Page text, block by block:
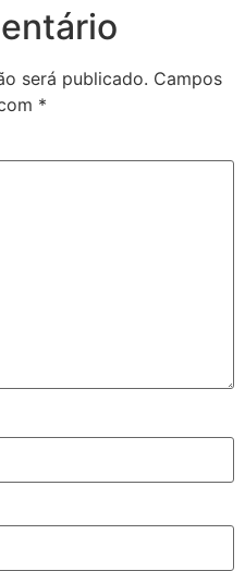
será publicado. Campos
*